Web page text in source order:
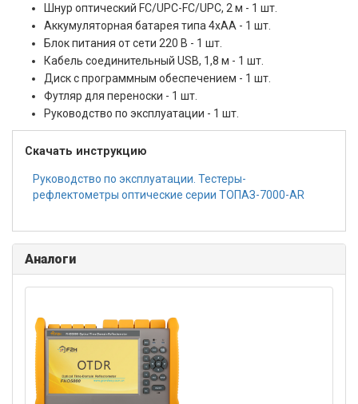
Шнур оптический FC/UPC-FC/UPC, 2 м - 1 шт.
Аккумуляторная батарея типа 4хАА - 1 шт.
Блок питания от сети 220 В - 1 шт.
Кабель соединительный USB, 1,8 м - 1 шт.
Диск с программным обеспечением - 1 шт.
Футляр для переноски - 1 шт.
Руководство по эксплуатации - 1 шт.
Скачать инструкцию
Руководство по эксплуатации. Тестеры-
рефлектометры оптические серии ТОПАЗ-7000-AR
Аналоги